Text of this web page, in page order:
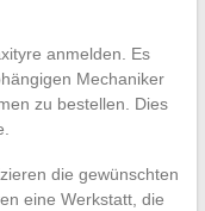
anmelden. Es
Mechaniker
zu bestellen. Dies
die gewünschten
eine Werkstatt, die